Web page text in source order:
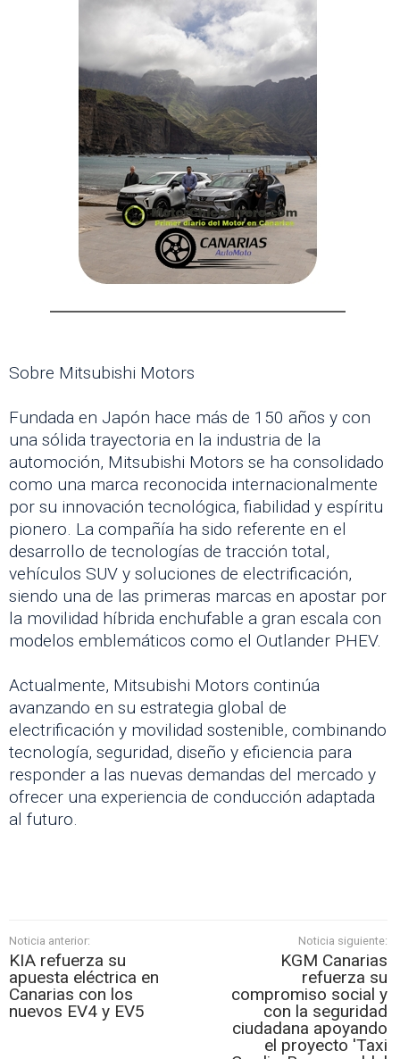
Sobre Mitsubishi Motors
Fundada en Japón hace más de 150 años y con
una sólida trayectoria en la industria de la
automoción, Mitsubishi Motors se ha consolidado
como una marca reconocida internacionalmente
por su innovación tecnológica, fiabilidad y espíritu
pionero. La compañía ha sido referente en el
desarrollo de tecnologías de tracción total,
vehículos SUV y soluciones de electrificación,
siendo una de las primeras marcas en apostar por
la movilidad híbrida enchufable a gran escala con
modelos emblemáticos como el Outlander PHEV.
Actualmente, Mitsubishi Motors continúa
avanzando en su estrategia global de
electrificación y movilidad sostenible, combinando
tecnología, seguridad, diseño y eficiencia para
responder a las nuevas demandas del mercado y
ofrecer una experiencia de conducción adaptada
al futuro.
Noticia anterior:
KIA refuerza su
apuesta eléctrica en
Canarias con los
nuevos EV4 y EV5
Noticia siguiente:
KGM Canarias
refuerza su
compromiso social y
con la seguridad
ciudadana apoyando
el proyecto 'Taxi